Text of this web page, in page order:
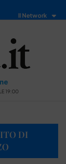
Il Network
19:00
DI